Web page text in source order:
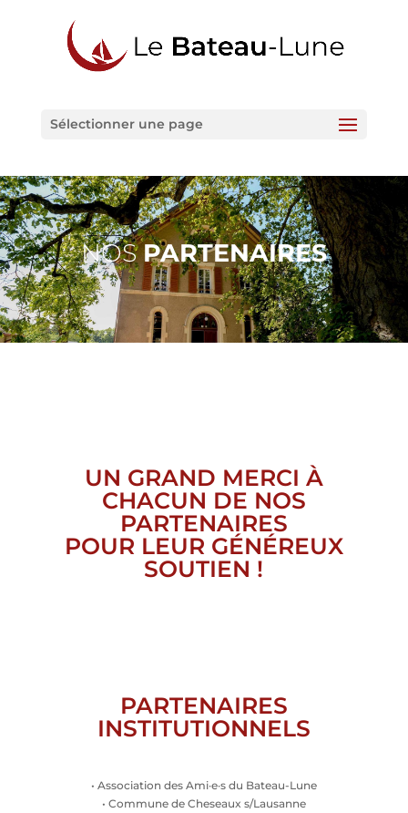
Sélectionner une page
NOSPARTENAIRES
UN GRAND MERCI À
CHACUN DE NOS
PARTENAIRES
POUR LEUR GÉNÉREUX
SOUTIEN !
PARTENAIRES
INSTITUTIONNELS
• Association des Ami·e·s du Bateau-Lune
• Commune de Cheseaux s/Lausanne